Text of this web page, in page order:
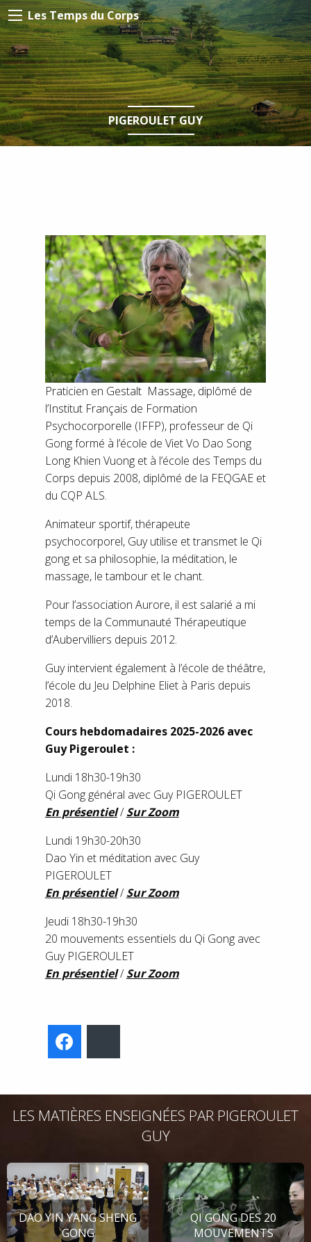
Les Temps du Corps
PIGEROULET GUY
Praticien en Gestalt Massage, diplômé de
l’Institut Français de Formation
Psychocorporelle (IFFP), professeur de Qi
Gong formé à l’école de Viet Vo Dao Song
Long Khien Vuong et à l’école des Temps du
Corps depuis 2008, diplômé de la FEQGAE et
du CQP ALS.
Animateur sportif, thérapeute
psychocorporel, Guy utilise et transmet le Qi
gong et sa philosophie, la méditation, le
massage, le tambour et le chant.
Pour l’association Aurore, il est salarié a mi
temps de la Communauté Thérapeutique
d’Aubervilliers depuis 2012.
Guy intervient également à l’école de théâtre,
l’école du Jeu Delphine Eliet à Paris depuis
2018.
Cours hebdomadaires 2025-2026 avec
Guy Pigeroulet :
Lundi 18h30-19h30
Qi Gong général avec Guy PIGEROULET
En présentiel/Sur Zoom
Lundi 19h30-20h30
Dao Yin et méditation avec Guy
PIGEROULET
En présentiel/Sur Zoom
Jeudi 18h30-19h30
20 mouvements essentiels du Qi Gong avec
Guy PIGEROULET
En présentiel/Sur Zoom
LES MATIÈRES ENSEIGNÉES PAR PIGEROULET
GUY
DAO YIN YANG SHENG
GONG
QI GONG DES 20
MOUVEMENTS